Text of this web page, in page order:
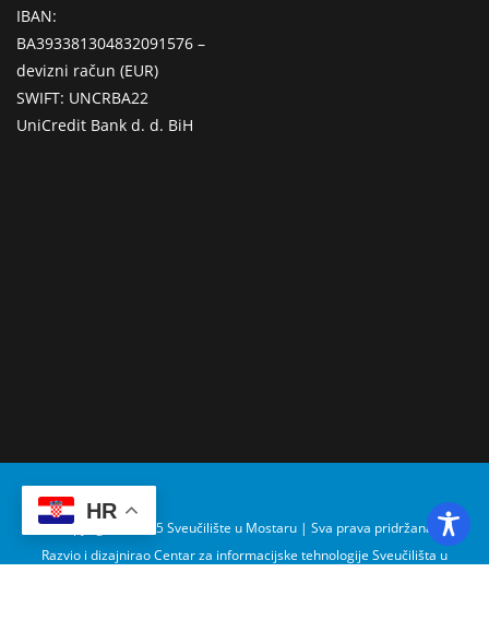
IBAN:
BA393381304832091576 –
devizni račun (EUR)
SWIFT: UNCRBA22
UniCredit Bank d. d. BiH
Copyright © 2025 Sveučilište u Mostaru | Sva prava pridržana
Razvio i dizajnirao Centar za informacijske tehnologije Sveučilišta u
HR